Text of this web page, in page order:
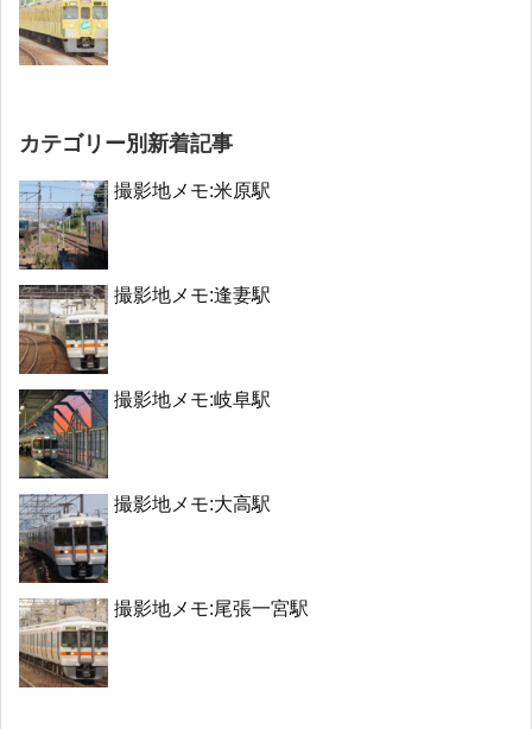
カテゴリー別新着記事
撮影地メモ:米原駅
撮影地メモ:逢妻駅
撮影地メモ:岐阜駅
撮影地メモ:大高駅
撮影地メモ:尾張一宮駅